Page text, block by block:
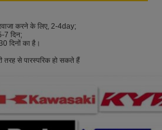
करने के लिए, 2-4day;
7 दिन;
दिनों का है।
तरह से पारस्परिक हो सकते हैं